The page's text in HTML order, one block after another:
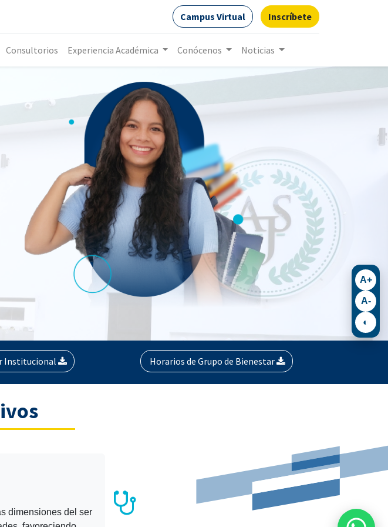
Campus Virtual Inscríbete
Consultorios Experiencia Académica Conócenos Noticias
Institucional Horarios de Grupo de Bienestar
dimensiones del ser
A+
A-
◐